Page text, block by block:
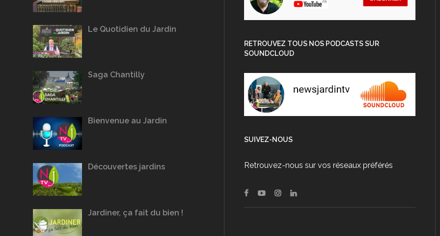
Le Quotidien du Jardin
Saga Chantilly
Bienvenue au Jardin
Découvertes jardins
Jardiner, ça fait du bien !
RETROUVEZ TOUS NOS PODCASTS SUR
SOUNDCLOUD
SUIVEZ-NOUS
Retrouvez-nous sur vos réseaux préférés